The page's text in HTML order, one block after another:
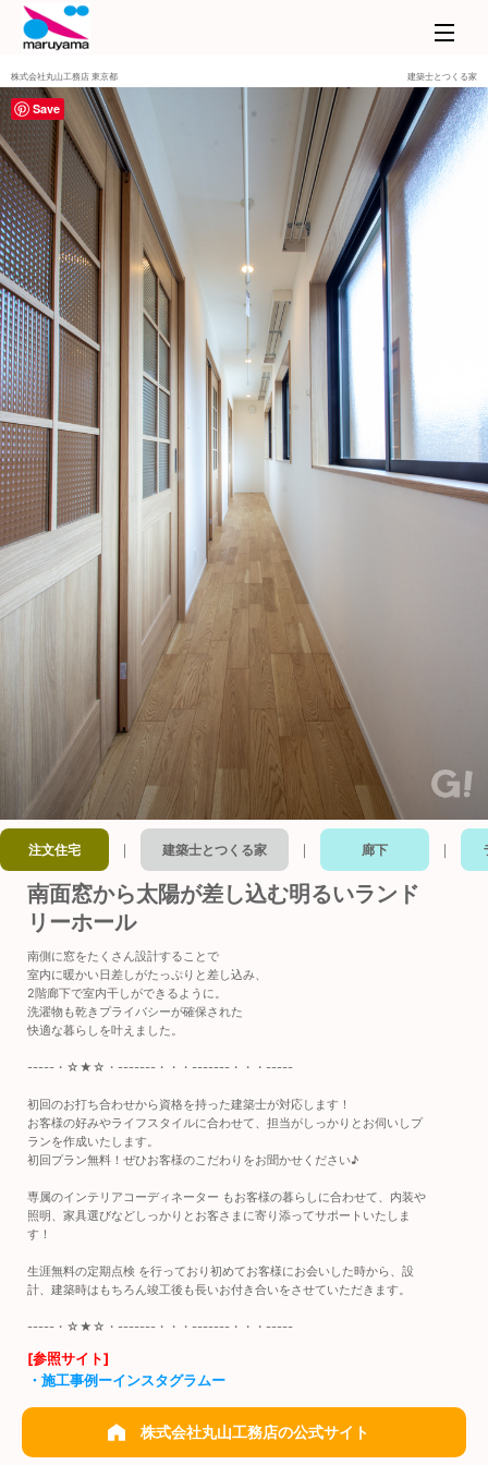
株式会社丸山工務店 東京都 建築士とつくる家
注文住宅 ｜ 建築士とつくる家 ｜ 廊下 ｜
南面窓から太陽が差し込む明るいランド
リーホール
南側に窓をたくさん設計することで
室内に暖かい日差しがたっぷりと差し込み、
2階廊下で室内干しができるように。
洗濯物も乾きプライバシーが確保された
快適な暮らしを叶えました。
-----・☆★☆・-------・・・-------・・・-----
初回のお打ち合わせから資格を持った建築士が対応します！
お客様の好みやライフスタイルに合わせて、担当がしっかりとお伺いしプ
ランを作成いたします。
初回プラン無料！ぜひお客様のこだわりをお聞かせください♪
専属のインテリアコーディネーター もお客様の暮らしに合わせて、内装や
照明、家具選びなどしっかりとお客さまに寄り添ってサポートいたしま
す！
生涯無料の定期点検 を行っており初めてお客様にお会いした時から、設
計、建築時はもちろん竣工後も長いお付き合いをさせていただきます。
-----・☆★☆・-------・・・-------・・・-----
[参照サイト]
・施工事例ーインスタグラムー
株式会社丸山工務店の公式サイト
Save